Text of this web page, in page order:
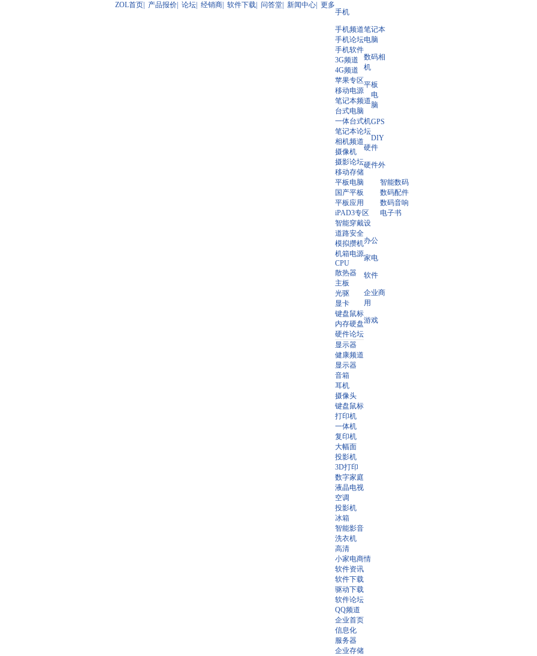
ZOL首页 产品报价 论坛 经销商 软件下载 问答堂 新闻中心 更多
手机
手机频道
手机论坛
手机软件
3G频道
4G频道
苹果专区
移动电源
笔记本
电脑
笔记本频道
台式电脑
一体台式机
笔记本论坛
数码相
机
相机频道
摄像机
摄影论坛
移动存储
平板
电
脑
平板电脑
智能数码
国产平板
数码配件
平板应用
数码音响
iPAD3专区
电子书
GPS
智能穿戴
道路安全
DIY
硬件
模拟攒机
机箱电源
CPU
散热器
主板
光驱
显卡
键盘鼠标
内存硬盘
硬件论坛
显示器
健康频道
硬件外
设
显示器
音箱
耳机
摄像头
键盘鼠标
办公
打印机
一体机
复印机
大幅面
投影机
3D打印
家电
数字家庭
液晶电视
空调
投影机
冰箱
智能影音
洗衣机
高清
小家电商情
软件
软件资讯
软件下载
驱动下载
软件论坛
QQ频道
企业商
用
企业首页
信息化
服务器
企业存储
游戏